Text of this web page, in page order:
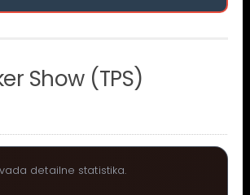
Show (TPS)
detailne statistika.